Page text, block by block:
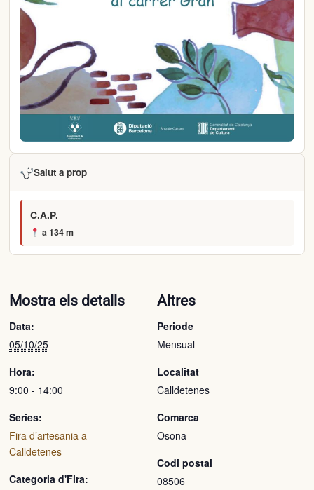
Salut a prop
C.A.P.
a 134 m
Mostra els detalls
Data:
05/10/25
Hora:
9:00 - 14:00
Series:
Fira d’artesania a
Calldetenes
Categoria d'Fira:
Altres
Periode
Mensual
Localitat
Calldetenes
Comarca
Osona
Codi postal
08506